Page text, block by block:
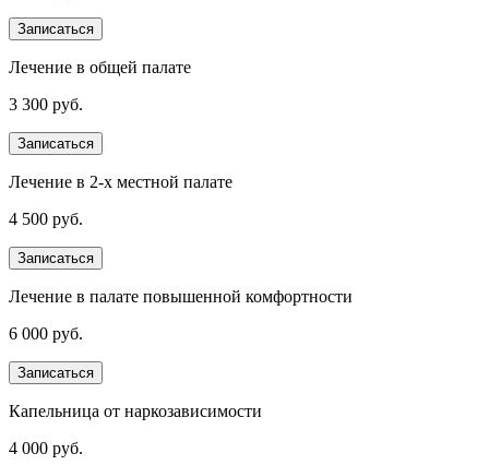
Записаться
Лечение в общей палате
3 300 руб.
Записаться
Лечение в 2-х местной палате
4 500 руб.
Записаться
Лечение в палате повышенной комфортности
6 000 руб.
Записаться
Капельница от наркозависимости
4 000 руб.